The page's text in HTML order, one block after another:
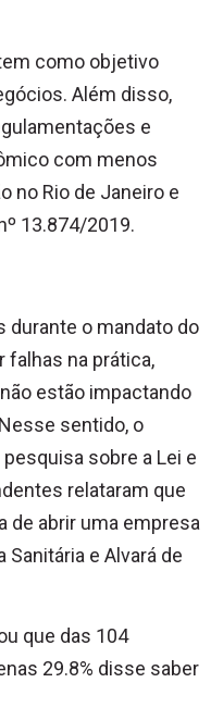
como objetivo
Além disso,
e
com menos
no Rio de Janeiro e
13.874/2019.
durante o mandato do
na prática,
estão impactando
sentido, o
sobre a Lei e
relataram que
de abrir uma empresa
Sanitária e Alvará de
que das 104
29.8% disse saber